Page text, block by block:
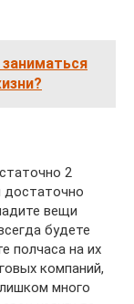
2
достаточно
вещи
будете
полчаса на их
компаний,
много